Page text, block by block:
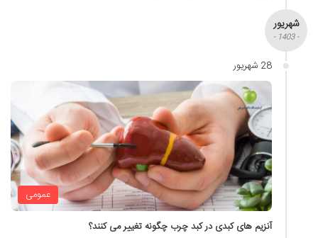
شهریور
- 1403 -
28 شهریور
عمومی
آنزیم های کبدی در کبد چرب چگونه تغییر می کنند؟